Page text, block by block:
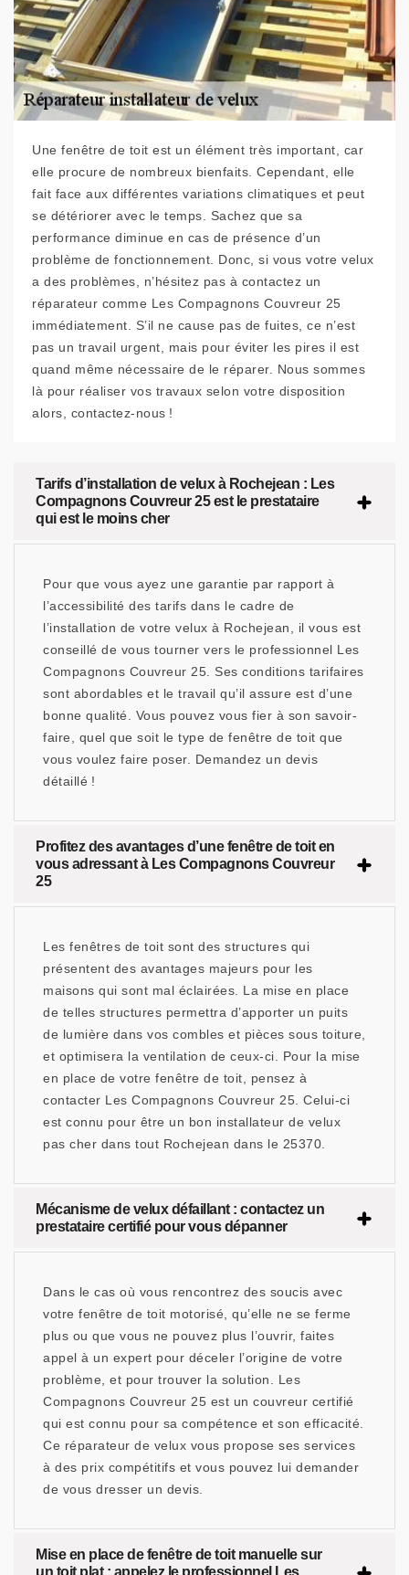
Une fenêtre de toit est un élément très important, car
elle procure de nombreux bienfaits. Cependant, elle
fait face aux différentes variations climatiques et peut
se détériorer avec le temps. Sachez que sa
performance diminue en cas de présence d’un
problème de fonctionnement. Donc, si vous votre velux
a des problèmes, n’hésitez pas à contactez un
réparateur comme Les Compagnons Couvreur 25
immédiatement. S’il ne cause pas de fuites, ce n’est
pas un travail urgent, mais pour éviter les pires il est
quand même nécessaire de le réparer. Nous sommes
là pour réaliser vos travaux selon votre disposition
alors, contactez-nous !
Tarifs d’installation de velux à Rochejean : Les
Compagnons Couvreur 25 est le prestataire
qui est le moins cher
Pour que vous ayez une garantie par rapport à
l’accessibilité des tarifs dans le cadre de
l’installation de votre velux à Rochejean, il vous est
conseillé de vous tourner vers le professionnel Les
Compagnons Couvreur 25. Ses conditions tarifaires
sont abordables et le travail qu’il assure est d’une
bonne qualité. Vous pouvez vous fier à son savoir-
faire, quel que soit le type de fenêtre de toit que
vous voulez faire poser. Demandez un devis
détaillé !
Profitez des avantages d’une fenêtre de toit en
vous adressant à Les Compagnons Couvreur
25
Les fenêtres de toit sont des structures qui
présentent des avantages majeurs pour les
maisons qui sont mal éclairées. La mise en place
de telles structures permettra d’apporter un puits
de lumière dans vos combles et pièces sous toiture,
et optimisera la ventilation de ceux-ci. Pour la mise
en place de votre fenêtre de toit, pensez à
contacter Les Compagnons Couvreur 25. Celui-ci
est connu pour être un bon installateur de velux
pas cher dans tout Rochejean dans le 25370.
Mécanisme de velux défaillant : contactez un
prestataire certifié pour vous dépanner
Dans le cas où vous rencontrez des soucis avec
votre fenêtre de toit motorisé, qu’elle ne se ferme
plus ou que vous ne pouvez plus l’ouvrir, faites
appel à un expert pour déceler l’origine de votre
problème, et pour trouver la solution. Les
Compagnons Couvreur 25 est un couvreur certifié
qui est connu pour sa compétence et son efficacité.
Ce réparateur de velux vous propose ses services
à des prix compétitifs et vous pouvez lui demander
de vous dresser un devis.
Mise en place de fenêtre de toit manuelle sur